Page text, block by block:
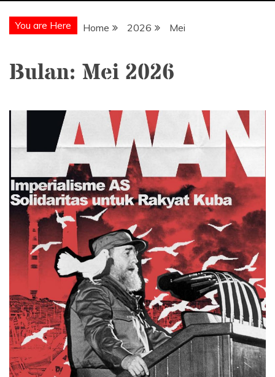
You are Here Home 2026 Mei
Bulan: Mei 2026